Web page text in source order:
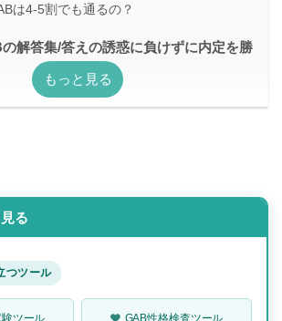
は4-5割でも通るの？
解答集/答えの誘惑に負けずに内定を勝
る
つツール
ツール GAB性格検査ツール